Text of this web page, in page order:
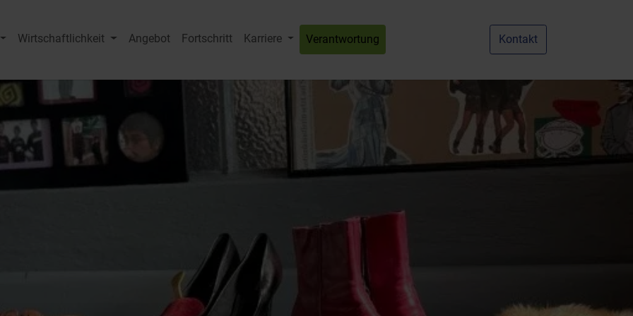
Submenu for "HVG-Gruppe"
Wirtschaftlichkeit
Submenu for "Wirtschaftlichkeit"
Angebot Fortschritt Karriere
Submenu for "Karriere"
Verantwortung Kontakt